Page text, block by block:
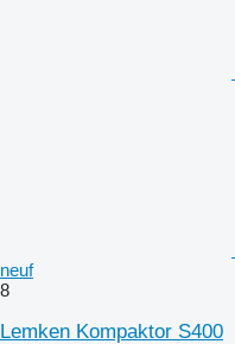
neuf
8
Lemken Kompaktor S400